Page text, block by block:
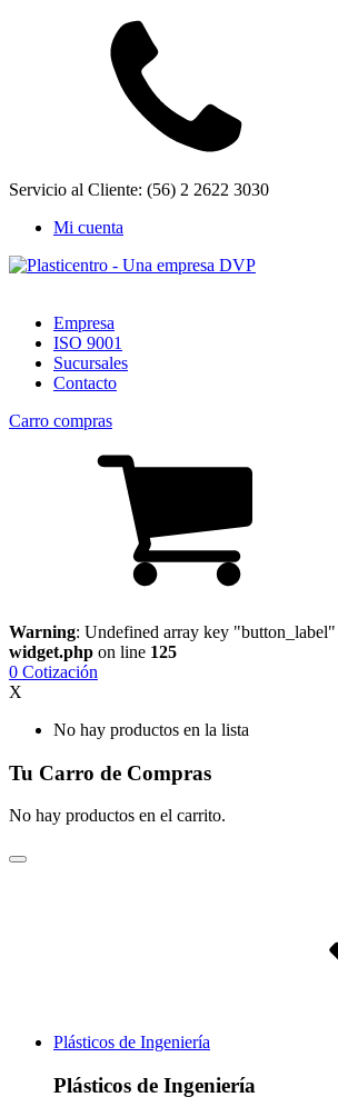
Servicio al Cliente: (56) 2 2622 3030
Mi cuenta
Empresa
ISO 9001
Sucursales
Contacto
Carro compras
Warning: Undefined array key
widget.php on line 125
0 Cotización
X
No hay productos en la lista
Tu Carro de Compras
No hay productos en el carrito.
Plásticos de Ingeniería
Plásticos de Ingeniería